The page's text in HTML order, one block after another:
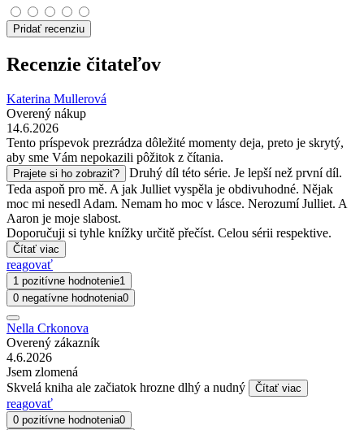
Pridať recenziu
Recenzie čitateľov
Katerina Mullerová
Overený nákup
14.6.2026
Tento príspevok prezrádza dôležité momenty deja, preto je skrytý,
aby sme Vám nepokazili pôžitok z čítania.
Prajete si ho zobraziť?
Druhý díl této série. Je lepší než první díl.
Teda aspoň pro mě. A jak Julliet vyspěla je obdivuhodné. Nějak
moc mi nesedl Adam. Nemam ho moc v lásce. Nerozumí Julliet. A
Aaron je moje slabost.
Doporučuji si tyhle knížky určitě přečíst. Celou sérii respektive.
Čítať viac
reagovať
1 pozitívne hodnotenie1
0 negatívne hodnotenia0
Nella Crkonova
Overený zákazník
4.6.2026
Jsem zlomená
Skvelá kniha ale začiatok hrozne dlhý a nudný
Čítať viac
reagovať
0 pozitívne hodnotenia0